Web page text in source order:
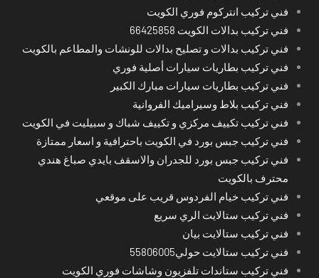
فني تركيب انتركوم فوري الكويت
فني تركيب بدالات الكويت 66425858
فني تركيب بدالات و تصليح بدالات للونشات والمطاعم بالكويت
فني تركيب بطاريات سيارات أصلية فوري
فني تركيب بطاريات سيارات مبارك الكبير
فني تركيب بلاط وسيراميك الفروانية
فني تركيب تكييف مركزي و تكييف شباك و سبيليت في الكويت
فني تركيب جبس بورد في الكويت باحترافية و اسعار ممتازة
فني تركيب جبس بورد للجدران والاسقف بايدي صباغ هندي
محترف بالكويت
فني تركيب خيام الفردوس قريب على موقعي
فني تركيب ستالايت الري سريع
فني تركيب ستالايت بيان
فني تركيب ستالايت حولي55806005
فني تركيب ستاندات تلفزيون وشاشات فوري الكويت